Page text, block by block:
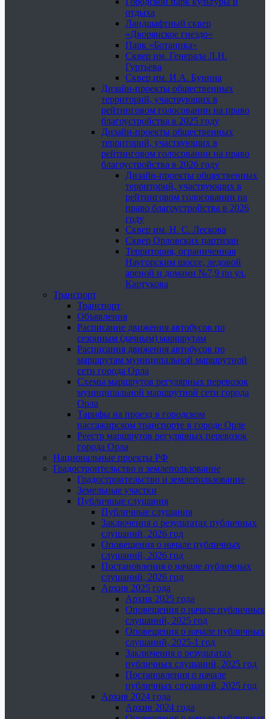
отдыха
Ландшафтный сквер
«Дворянское гнездо»
Парк «Ботаника»
Сквер им. Генерала Л.Н.
Гуртьева
Сквер им. И.А. Бунина
Дизайн-проекты общественных
территорий, участвующих в
рейтинговом голосовании на право
благоустройства в 2025 году
Дизайн-проекты общественных
территорий, участвующих в
рейтинговом голосовании на право
благоустройства в 2026 году
Дизайн-проекты общественных
территорий, участвующих в
рейтинговом голосовании на
право благоустройства в 2026
году
Сквер им. Н. С. Лескова
Сквер Орловских партизан
Территория, ограниченная
Наугорским шоссе, ледовой
ареной и домами №7,9 по ул.
Картукова
Транспорт
Транспорт
Объявления
Расписание движения автобусов по
сезонным (дачным) маршрутам
Расписания движения автобусов по
маршрутам муниципальной маршрутной
сети города Орла
Схемы маршрутов регулярных перевозок
муниципальной маршрутной сети города
Орла
Тарифы на проезд в городском
пассажирском транспорте в городе Орле
Реестр маршрутов регулярных перевозок
города Орла
Национальные проекты РФ
Градостроительство и землепользование
Градостроительство и землепользование
Земельные участки
Публичные слушания
Публичные слушания
Заключения о результатах публичных
слушаний, 2026 год
Оповещения о начале публичных
слушаний, 2026 год
Постановления о начале публичных
слушаний, 2026 год
Архив 2025 года
Архив 2025 года
Оповещения о начале публичных
слушаний, 2025 год
Оповещения о начале публичных
слушаний, 2025-1 год
Заключения о результатах
публичных слушаний, 2025 год
Постановления о начале
публичных слушаний, 2025 год
Архив 2024 года
Архив 2024 года